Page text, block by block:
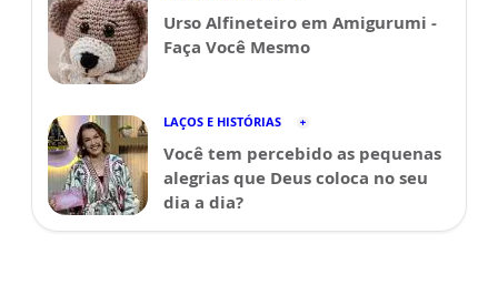
Urso Alfineteiro em Amigurumi -
Faça Você Mesmo
LAÇOS E HISTÓRIAS
Você tem percebido as pequenas
alegrias que Deus coloca no seu
dia a dia?